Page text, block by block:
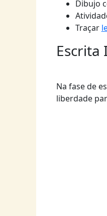
Dibujo
Traçar
Escrita
Na fase de
liberdade